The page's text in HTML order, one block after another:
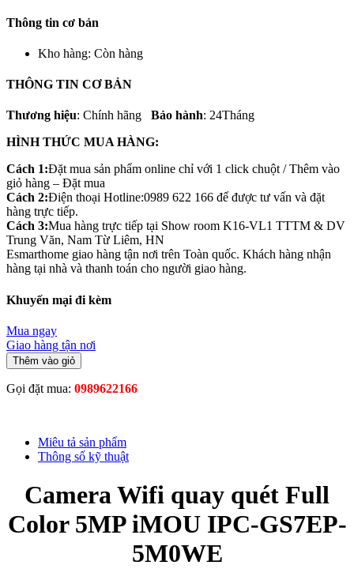
Thông tin cơ bản
Kho hàng: Còn hàng
THÔNG TIN CƠ BẢN
Thương hiệu: Chính hãng Bảo hành: 24Tháng
HÌNH THỨC MUA HÀNG:
Cách 1:Đặt mua sản phẩm online chỉ với 1 click chuột / Thêm vào
giỏ hàng – Đặt mua
Cách 2:Điện thoại Hotline:0989 622 166 để được tư vấn và đặt
hàng trực tiếp.
Cách 3:Mua hàng trực tiếp tại Show room K16-VL1 TTTM & DV
Trung Văn, Nam Từ Liêm, HN
Esmarthome giao hàng tận nơi trên Toàn quốc. Khách hàng nhận
hàng tại nhà và thanh toán cho người giao hàng.
Khuyến mại đi kèm
Mua ngay
Giao hàng tận nơi
Thêm vào giỏ
Gọi đặt mua: 0989622166
Miêu tả sản phẩm
Thông số kỹ thuật
Camera Wifi quay quét Full
Color 5MP iMOU IPC-GS7EP-
5M0WE